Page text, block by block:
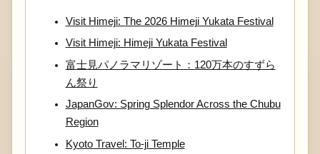
Visit Himeji: The 2026 Himeji Yukata Festival
Visit Himeji: Himeji Yukata Festival
富士見パノラマリゾート：120万本のすずら
ん祭り
JapanGov: Spring Splendor Across the Chubu
Region
Kyoto Travel: To-ji Temple